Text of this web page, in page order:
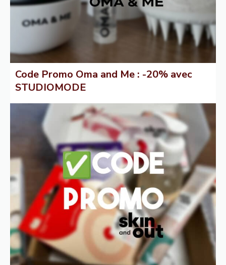
Code Promo Oma and Me : -20% avec
STUDIOMODE